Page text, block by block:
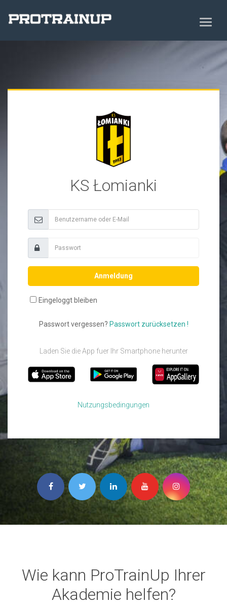
KS Łomianki
Anmeldung
Eingeloggt bleiben
Passwort vergessen? Passwort zurücksetzen !
Laden Sie die App fuer Ihr Smartphone herunter
Nutzungsbedingungen
Wie kann ProTrainUp Ihrer
Akademie helfen?